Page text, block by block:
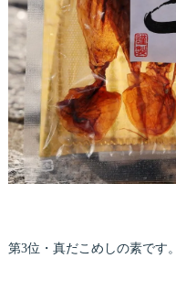
第3位・真だこめしの素です。